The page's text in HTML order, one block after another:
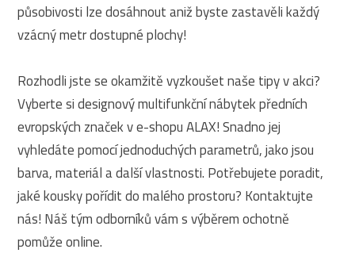
působivosti lze dosáhnout aniž byste zastavěli každý
vzácný metr dostupné plochy!
Rozhodli jste se okamžitě vyzkoušet naše tipy v akci?
Vyberte si designový multifunkční nábytek předních
evropských značek v e-shopu ALAX! Snadno jej
vyhledáte pomocí jednoduchých parametrů, jako jsou
barva, materiál a další vlastnosti. Potřebujete poradit,
jaké kousky pořídit do malého prostoru? Kontaktujte
nás! Náš tým odborníků vám s výběrem ochotně
pomůže online.